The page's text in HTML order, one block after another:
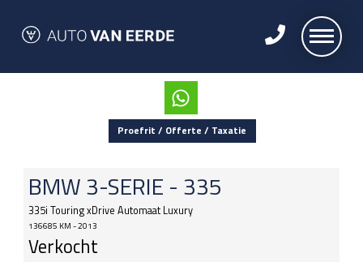
Proefrit / Offerte / Taxatie
BMW3-SERIE - 335
335i Touring xDrive Automaat Luxury
136685 KM - 2013
Verkocht